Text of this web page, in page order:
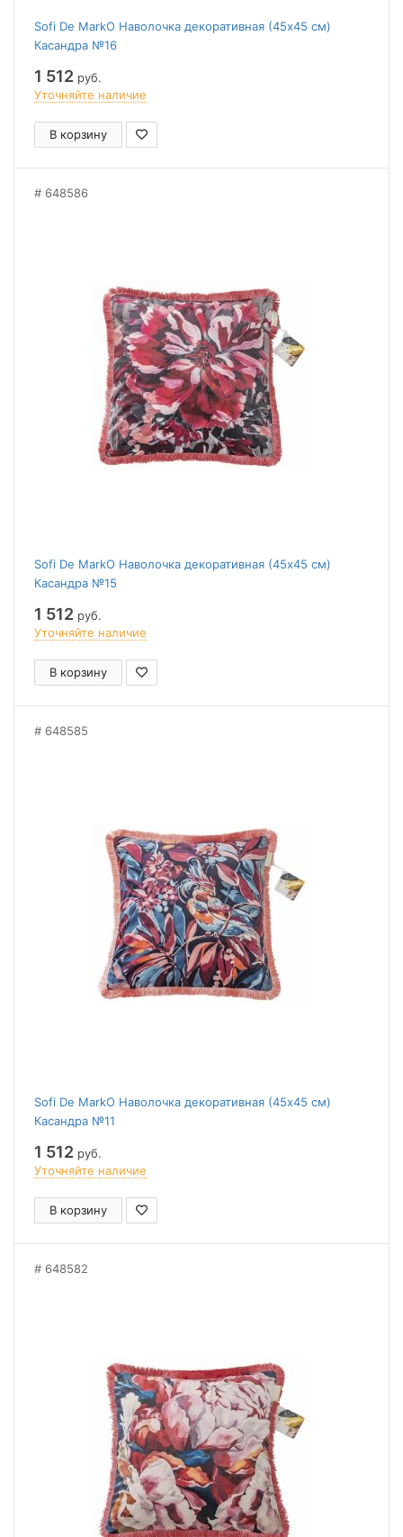
Sofi De MarkO Наволочка декоративная (45x45 см)
Касандра №16
1 512 руб.
Уточняйте наличие
В корзину
648586
Sofi De MarkO Наволочка декоративная (45x45 см)
Касандра №15
1 512 руб.
Уточняйте наличие
В корзину
648585
Sofi De MarkO Наволочка декоративная (45x45 см)
Касандра №11
1 512 руб.
Уточняйте наличие
В корзину
648582